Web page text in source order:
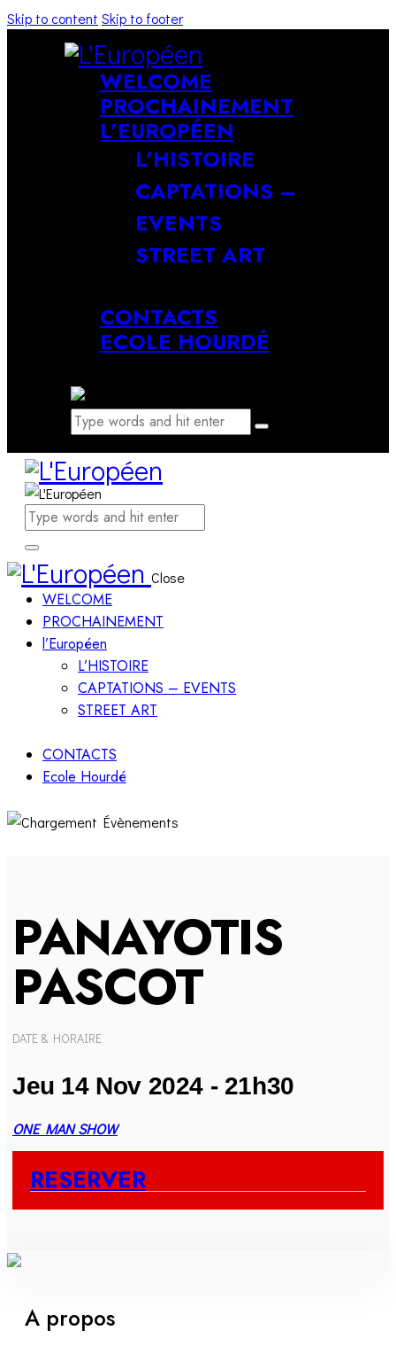
Skip to content Skip to footer
WELCOME
PROCHAINEMENT
L’EUROPÉEN
L’HISTOIRE
CAPTATIONS –
EVENTS
STREET ART
CONTACTS
ECOLE HOURDÉ
Close
WELCOME
PROCHAINEMENT
l’Européen
L’HISTOIRE
CAPTATIONS – EVENTS
STREET ART
CONTACTS
Ecole Hourdé
PANAYOTIS
PASCOT
DATE & HORAIRE
Jeu 14 Nov 2024 - 21h30
ONE MAN SHOW
RESERVER
A propos